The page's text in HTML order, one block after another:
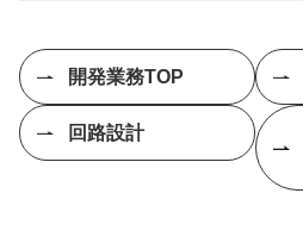
開発業務TOP
回路設計